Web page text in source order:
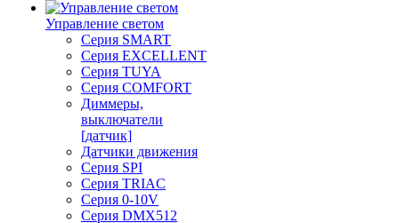
Управление светом
Серия SMART
Серия EXCELLENT
Серия TUYA
Серия COMFORT
Диммеры,
выключатели
[датчик]
Датчики движения
Серия SPI
Серия TRIAC
Серия 0-10V
Серия DMX512